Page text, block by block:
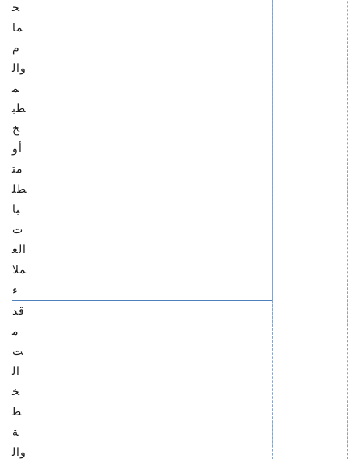
ح
ما
م
وال
م
طب
خ
أو
مت
طل
با
ت
الع
ملا
ء
قد
م
ت
ال
خ
ط
ة
وال